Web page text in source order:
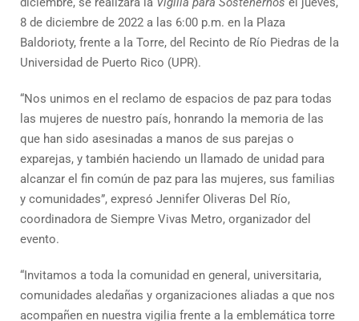
8 de diciembre de 2022 a las 6:00 p.m. en la Plaza
Baldorioty, frente a la Torre, del Recinto de Río Piedras de la
Universidad de Puerto Rico (UPR).
“Nos unimos en el reclamo de espacios de paz para todas
las mujeres de nuestro país, honrando la memoria de las
que han sido asesinadas a manos de sus parejas o
exparejas, y también haciendo un llamado de unidad para
alcanzar el fin común de paz para las mujeres, sus familias
y comunidades”, expresó Jennifer Oliveras Del Río,
coordinadora de Siempre Vivas Metro, organizador del
evento.
“Invitamos a toda la comunidad en general, universitaria,
comunidades aledañas y organizaciones aliadas a que nos
acompañen en nuestra vigilia frente a la emblemática torre